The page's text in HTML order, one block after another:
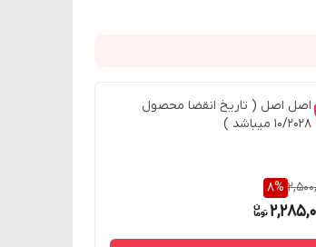
اصل اصل ( تاریخ انقضا محصول
10/2028 میباشد )
8%